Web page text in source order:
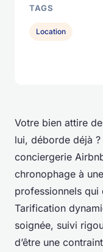
Votre bien attire
lui, déborde déjà
conciergerie
chronophage à
professionnels qui
Tarification
soignée, suivi
d’être une
TAGS
Location